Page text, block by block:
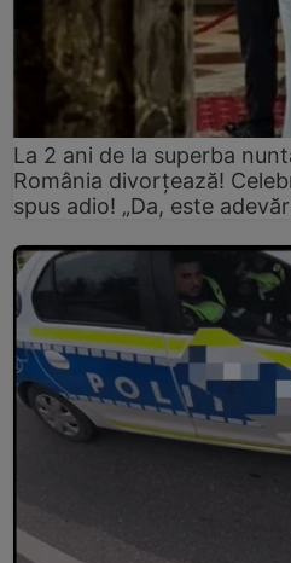
La 2 ani de la superba
România divorțează!
spus adio! „Da, este